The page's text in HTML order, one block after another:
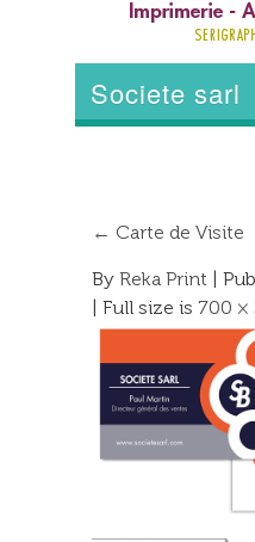
Societe sarl
← Carte de Visite
By Reka Print |
| Full size is 700 ×